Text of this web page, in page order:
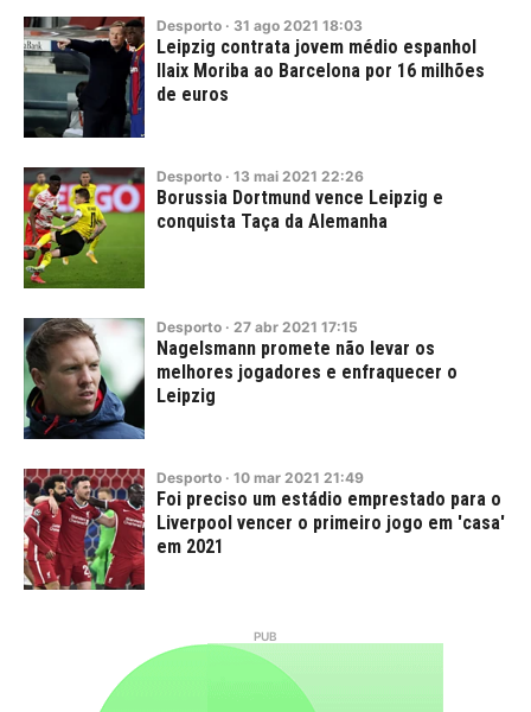
Desporto · 31 ago 2021 18:03
Leipzig contrata jovem médio espanhol
Ilaix Moriba ao Barcelona por 16 milhões
de euros
Desporto · 13 mai 2021 22:26
Borussia Dortmund vence Leipzig e
conquista Taça da Alemanha
Desporto · 27 abr 2021 17:15
Nagelsmann promete não levar os
melhores jogadores e enfraquecer o
Leipzig
Desporto · 10 mar 2021 21:49
Foi preciso um estádio emprestado para o
Liverpool vencer o primeiro jogo em 'casa'
em 2021